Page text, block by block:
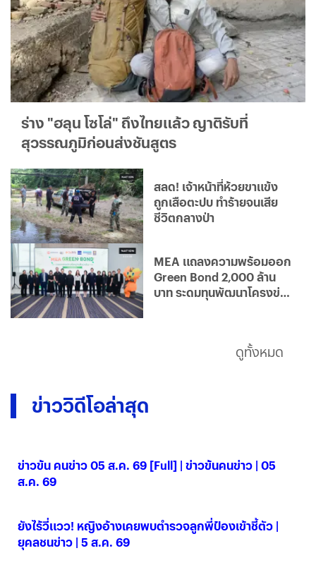
ร่าง "ฮลุน โซโล่" ถึงไทยแล้ว ญาติรับที่
สุวรรณภูมิก่อนส่งชันสูตร
สลด! เจ้าหน้าที่ห้วยขาแข้ง
ถูกเสือตะปบ ทำร้ายจนเสีย
ชีวิตกลางป่า
MEA แถลงความพร้อมออก
Green Bond 2,000 ล้าน
บาท ระดมทุนพัฒนาโครงข่าย
ดูทั้งหมด
ข่าววิดีโอล่าสุด
ข่าวข้น คนข่าว 05 ส.ค. 69 [Full] | ข่าวข้นคนข่าว | 05
ส.ค. 69
ยังไร้วี่แวว! หญิงอ้างเคยพบตำรวจลูกพี่ป๋องเข้าชี้ตัว |
ยุคลชนข่าว | 5 ส.ค. 69